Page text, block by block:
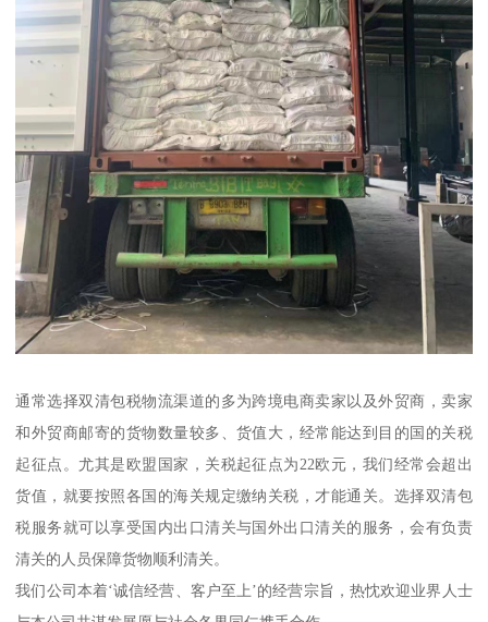
通常选择双清包税物流渠道的多为跨境电商卖家以及外贸商，卖家
和外贸商邮寄的货物数量较多、货值大，经常能达到目的国的关税
起征点。尤其是欧盟国家，关税起征点为22欧元，我们经常会超出
货值，就要按照各国的海关规定缴纳关税，才能通关。选择双清包
税服务就可以享受国内出口清关与国外出口清关的服务，会有负责
清关的人员保障货物顺利清关。
我们公司本着‘诚信经营、客户至上’的经营宗旨，热忱欢迎业界人士